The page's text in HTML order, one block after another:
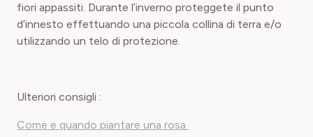
fiori appassiti. Durante l’inverno proteggete il punto
d’innesto effettuando una piccola collina di terra e/o
utilizzando un telo di protezione.
Ulteriori consigli :
Come e quando piantare una rosa